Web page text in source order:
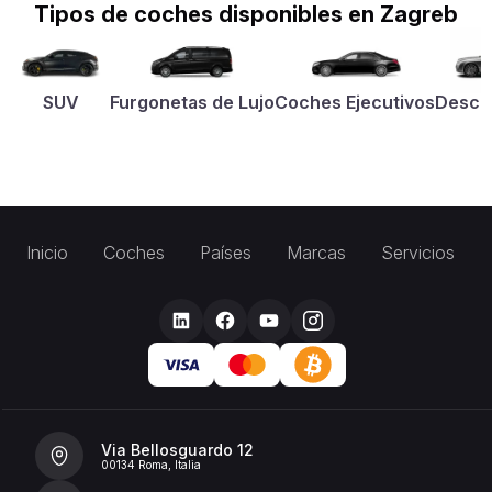
Tipos de coches disponibles en Zagreb
SUV Furgonetas de LujoCoches Ejecutivos
Inicio Coches Países Marcas Servicios
Via Bellosguardo 12
00134 Roma, Italia